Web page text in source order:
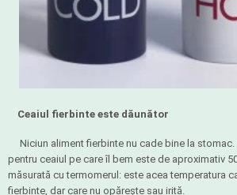
Ceaiul fierbinte este dăunător
Niciun aliment fierbinte nu cade bine la stomac.
pentru ceaiul pe care îl bem este de aproximativ
măsurată cu termomerul: este acea temperatura
fierbinte, dar care nu opărește sau irită.